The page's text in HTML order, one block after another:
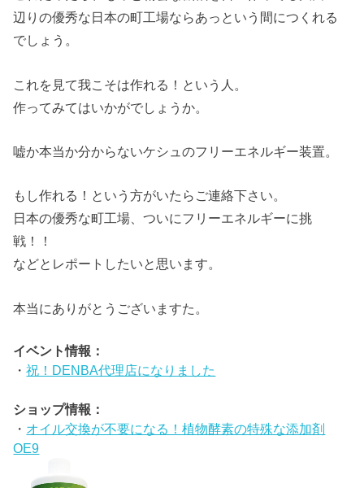
辺りの優秀な日本の町工場ならあっという間につくれる
でしょう。
これを見て我こそは作れる！という人。
作ってみてはいかがでしょうか。
嘘か本当か分からないケシュのフリーエネルギー装置。
もし作れる！という方がいたらご連絡下さい。
日本の優秀な町工場、ついにフリーエネルギーに挑
戦！！
などとレポートしたいと思います。
本当にありがとうございますた。
イベント情報：
・祝！DENBA代理店になりました
ショップ情報：
・ オイル交換が不要になる！植物酵素の特殊な添加剤
OE9